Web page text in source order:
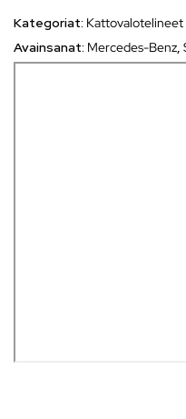
Kategoriat:
Avainsanat: Mercedes-Benz,